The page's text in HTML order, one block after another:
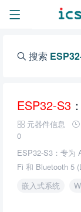
搜索
ESP32-S3 ：
元器件信息
0
ESP32-S3：专为
Fi 和 Bluetooth 5
密机制
嵌入式系统